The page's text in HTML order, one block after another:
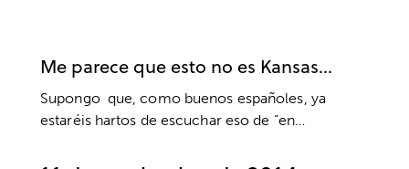
Me parece que esto no es Kansas…
Supongo que, como buenos españoles, ya
estaréis hartos de escuchar eso de “en…